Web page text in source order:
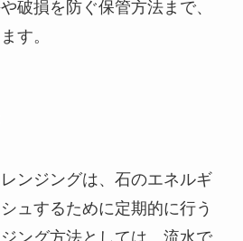
破損を防ぐ保管方法まで、
す。
ンジングは、石のエネルギ
ュするために定期的に行う
ング方法としては、流水で